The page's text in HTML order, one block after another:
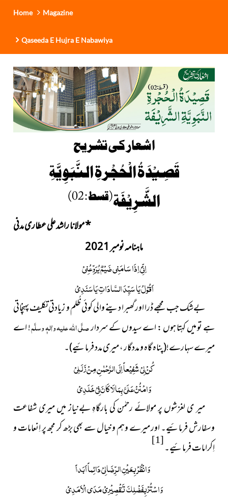
Home Magazine
Qaseeda E Hujra E Nabawiya
اشعار کی تشریح
قَصِیْدَۃُ الْحُجْرۃِ النَّبَوِیَّۃِ
الشَّرِیْفَۃ(قسط : 02)
*مولانا راشد علی عطاری مدنی
ماہنامہ نومبر 2021
اِنِّیْ اِذَا سَامَنِی ضَیْمٌ یُرَوِّعُنِیْ
اَقُوْلُ یَا سَیِّدَ السَّادَاتِ یَاسَنَدِیْ
بےشک جب مجھے ڈرا اور گھبرا دینے والی کوئی ظُلم و زیادتی تکلیف پہنچاتی
ہے تو میں کہتا ہوں : اے سیدوں کے سردارصلَّی اللہ علیہ واٰلہٖ وسلَّم! اے
میرے سہارے!(پناہ گاہ و مددگار ، میری مدد فرمائیے)۔
کُنْ لِیْ شَفِیْعاً اِلَی الرَّحْمٰنِ مِنْ زَلَلِیْ
وَامْنُنْ عَلَیَّ بِمَا لَا کَانَ فِیْ خَلَدِیْ
میر ی لغزشوں پر مولائے رحمٰن کی بارگاہِ بےنیاز میں میری شفاعت
وسفارش فرمائیے۔ اور میرے وہم و خیال سے بھی بڑھ کر مجھ پر اِنعامات و
اِکرامات فرمائیے۔[1]
وَانْظُرْ بِعَیْنِ الرِّضَا لِیْ دَائِماً اَبَداً
وَاسْتُرْبِفَضْلِکَ تَقْصِیْرِیْ مَدَی الْاَمَدِیْ